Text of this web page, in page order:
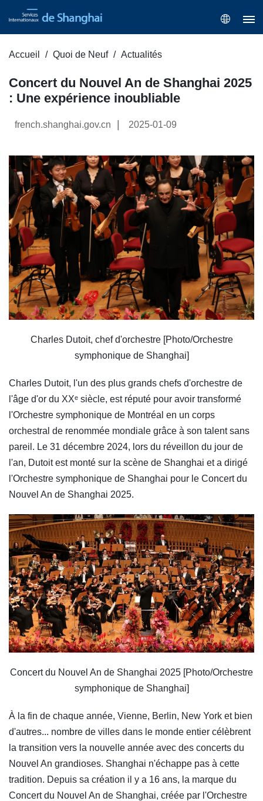
Accueil Quoi de Neuf Actualités
Concert du Nouvel An de Shanghai 2025
: Une expérience inoubliable
french.shanghai.gov.cn 2025-01-09
Charles Dutoit, chef d'orchestre [Photo/Orchestre
symphonique de Shanghai]
Charles Dutoit, l'un des plus grands chefs d'orchestre de
l'âge d'or du XXᵉ siècle, est réputé pour avoir transformé
l'Orchestre symphonique de Montréal en un corps
orchestral de renommée mondiale grâce à son talent sans
pareil. Le 31 décembre 2024, lors du réveillon du jour de
l'an, Dutoit est monté sur la scène de Shanghai et a dirigé
l'Orchestre symphonique de Shanghai pour le Concert du
Nouvel An de Shanghai 2025.
Concert du Nouvel An de Shanghai 2025 [Photo/Orchestre
symphonique de Shanghai]
À la fin de chaque année, Vienne, Berlin, New York et bien
d'autres... nombre de villes dans le monde entier célèbrent
la transition vers la nouvelle année avec des concerts du
Nouvel An grandioses. Shanghai n'échappe pas à cette
tradition. Depuis sa création il y a 16 ans, la marque du
Concert du Nouvel An de Shanghai, créée par l'Orchestre